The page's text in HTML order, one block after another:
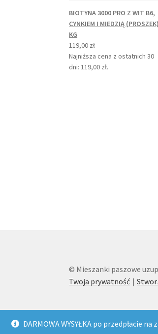
DARMOWA WYSYŁKA po przedpłacie
BIOTYNA 3000 PRO Z WIT B6,
CYNKIEM I MIEDZIĄ
KG
119,00 zł
Najniższa cena z ostatnich 30
dni:119,00 zł.
© Mieszanki paszowe
Twoja prywatność